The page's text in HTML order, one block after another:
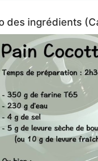
des ingrédients